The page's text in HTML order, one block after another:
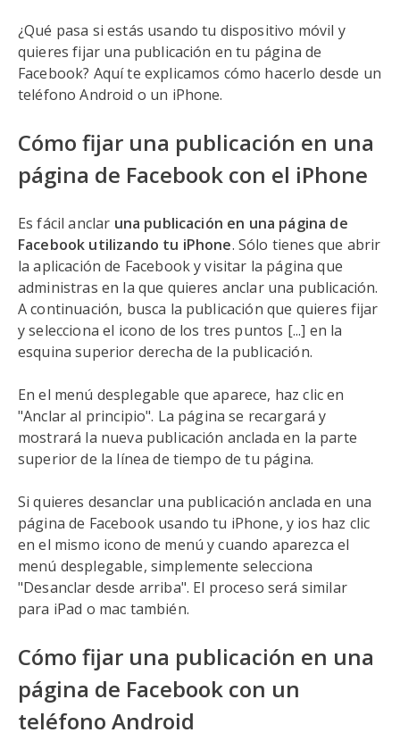
¿Qué pasa si estás usando tu dispositivo móvil y
quieres fijar una publicación en tu página de
Facebook? Aquí te explicamos cómo hacerlo desde un
teléfono Android o un iPhone.
Cómo fijar una publicación en una
página de Facebook con el iPhone
Es fácil anclar una publicación en una página de
Facebook utilizando tu iPhone. Sólo tienes que abrir
la aplicación de Facebook y visitar la página que
administras en la que quieres anclar una publicación.
A continuación, busca la publicación que quieres fijar
y selecciona el icono de los tres puntos [...] en la
esquina superior derecha de la publicación.
En el menú desplegable que aparece, haz clic en
"Anclar al principio". La página se recargará y
mostrará la nueva publicación anclada en la parte
superior de la línea de tiempo de tu página.
Si quieres desanclar una publicación anclada en una
página de Facebook usando tu iPhone, y ios haz clic
en el mismo icono de menú y cuando aparezca el
menú desplegable, simplemente selecciona
"Desanclar desde arriba". El proceso será similar
para iPad o mac también.
Cómo fijar una publicación en una
página de Facebook con un
teléfono Android